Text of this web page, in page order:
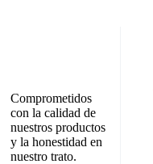
Comprometidos
con la calidad de
nuestros productos
y la honestidad en
nuestro trato.